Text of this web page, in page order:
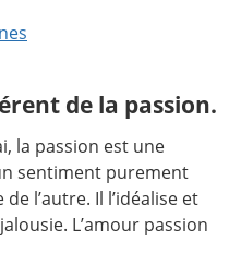
de la passion.
la passion est une
sentiment purement
l’autre. Il l’idéalise et
L’amour passion